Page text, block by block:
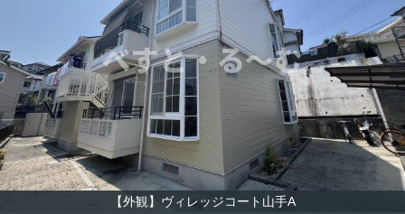
【外観】ヴィレッジコート山手A